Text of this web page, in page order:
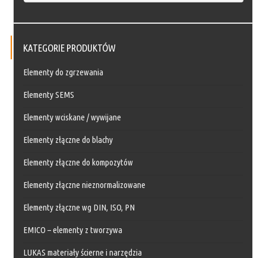
KATEGORIE PRODUKTÓW
Elementy do zgrzewania
Elementy SEMS
Elementy wciskane / wywijane
Elementy złączne do blachy
Elementy złączne do kompozytów
Elementy złączne nieznormalizowane
Elementy złączne wg DIN, ISO, PN
EMICO – elementy z tworzywa
LUKAS materiały ścierne i narzędzia